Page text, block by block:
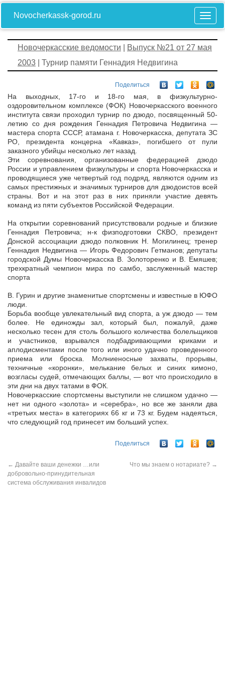
Novocherkassk-gorod.ru
Новочеркасские ведомости
Выпуск №21 от 27 мая
2003 | Турнир памяти Геннадия Недвигина
Поделиться
На выходных, 17-го и 18-го мая, в физкультурно-
оздоровительном комплексе (ФОК) Новочеркасского военного
института связи проходил турнир по дзюдо, посвященный 50-
летию со дня рождения Геннадия Петровича Недвигина —
мастера спорта СССР, атамана г. Новочеркасска, депутата ЗС
РО, президента концерна «Кавказ», погибшего от пули
заказного убийцы несколько лет назад.
Эти соревнования, организованные федерацией дзюдо
России и управлением физкультуры и спорта Новочеркасска и
проводящиеся уже четвертый год подряд, являются одним из
самых престижных и значимых турниров для дзюдоистов всей
страны. Вот и на этот раз в них приняли участие девять
команд из пяти субъектов Российской Федерации.
На открытии соревнований присутствовали родные и близкие
Геннадия Петровича; н-к физподготовки СКВО, президент
Донской ассоциации дзюдо полковник Н. Могилинец; тренер
Геннадия Недвигина — Игорь Федорович Гетманов; депутаты
городской Думы Новочеркасска В. Золоторенко и В. Емяшев;
трехкратный чемпион мира по самбо, заслуженный мастер
спорта
В. Гурин и другие знаменитые спортсмены и известные в ЮФО
люди.
Борьба вообще увлекательный вид спорта, а уж дзюдо — тем
более. Не единожды зал, который был, пожалуй, даже
несколько тесен для столь большого количества болельщиков
и участников, взрывался подбадривающими криками и
аплодисментами после того или иного удачно проведенного
приема или броска. Молниеносные захваты, прорывы,
техничные «коронки», мелькание белых и синих кимоно,
возгласы судей, отмечающих баллы, — вот что происходило в
эти дни на двух татами в ФОК.
Новочеркасские спортсмены выступили не слишком удачно —
нет ни одного «золота» и «серебра», но все же заняли два
«третьих места» в категориях 66 кг и 73 кг. Будем надеяться,
что следующий год принесет им больший успех.
Поделиться
← Давайте ваши денежки …или
добровольно-принудительная
система обслуживания инвалидов
Что мы знаем о нотариате? →